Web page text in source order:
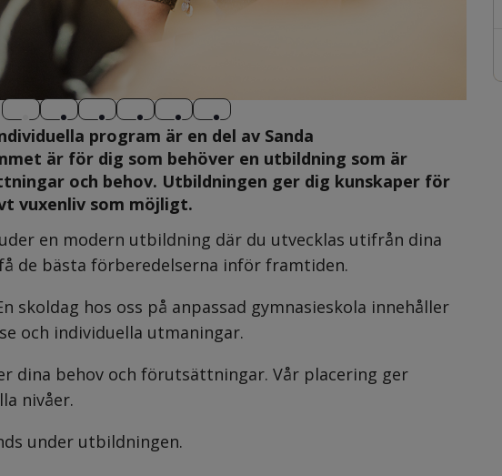
program är en del av Sanda
är för dig som behöver en utbildning som är
och behov. Utbildningen ger dig kunskaper för
vuxenliv som möjligt.
en modern utbildning där du utvecklas utifrån dina
de bästa förberedelserna inför framtiden.
skoldag hos oss på anpassad gymnasieskola innehåller
och individuella utmaningar.
dina behov och förutsättningar. Vår placering ger
nivåer.
under utbildningen.